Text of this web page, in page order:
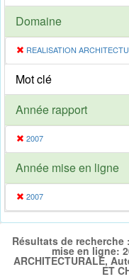
Domaine
REALISATION
Mot clé
Année rapport
2007
Année mise en ligne
2007
Résultats de recherche
mise en ligne:
ARCHITECTURALE,
ET